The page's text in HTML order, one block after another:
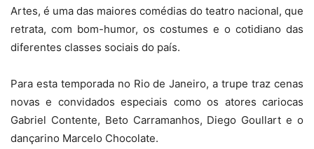
Artes, é uma das maiores comédias do teatro nacional, que
retrata, com bom-humor, os costumes e o cotidiano das
diferentes classes sociais do país.
Para esta temporada no Rio de Janeiro, a trupe traz cenas
novas e convidados especiais como os atores cariocas
Gabriel Contente, Beto Carramanhos, Diego Goullart e o
dançarino Marcelo Chocolate.